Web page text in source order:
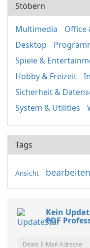
Stöbern
Multimedia Office
Desktop
Spiele &
Hobby & Freizeit
Sicherheit &
System & Utilities
Tags
Ansicht bearbeiten
Kein
PDF